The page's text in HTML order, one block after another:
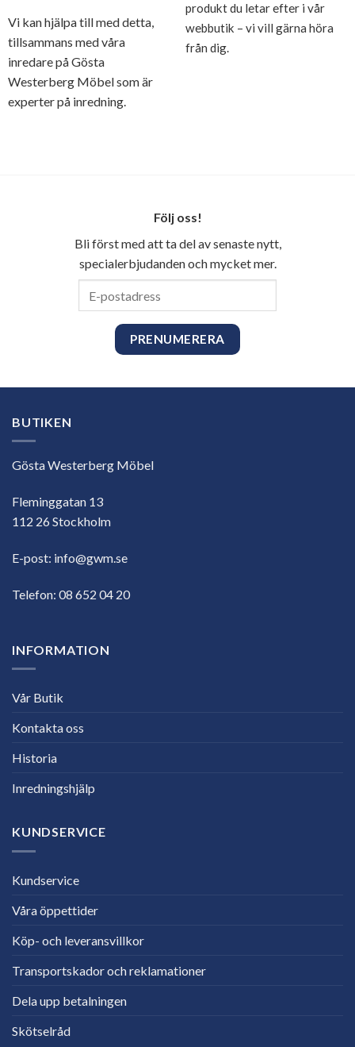
Vi kan hjälpa till med detta,
tillsammans med våra
inredare på Gösta
Westerberg Möbel som är
experter på inredning.
produkt du letar efter i vår
webbutik – vi vill gärna höra
från dig.
Följ oss!
Bli först med att ta del av senaste nytt,
specialerbjudanden och mycket mer.
BUTIKEN
Gösta Westerberg Möbel
Fleminggatan 13
112 26 Stockholm
E-post: info@gwm.se
Telefon: 08 652 04 20
INFORMATION
Vår Butik
Kontakta oss
Historia
Inredningshjälp
KUNDSERVICE
Kundservice
Våra öppettider
Köp- och leveransvillkor
Transportskador och reklamationer
Dela upp betalningen
Skötselråd